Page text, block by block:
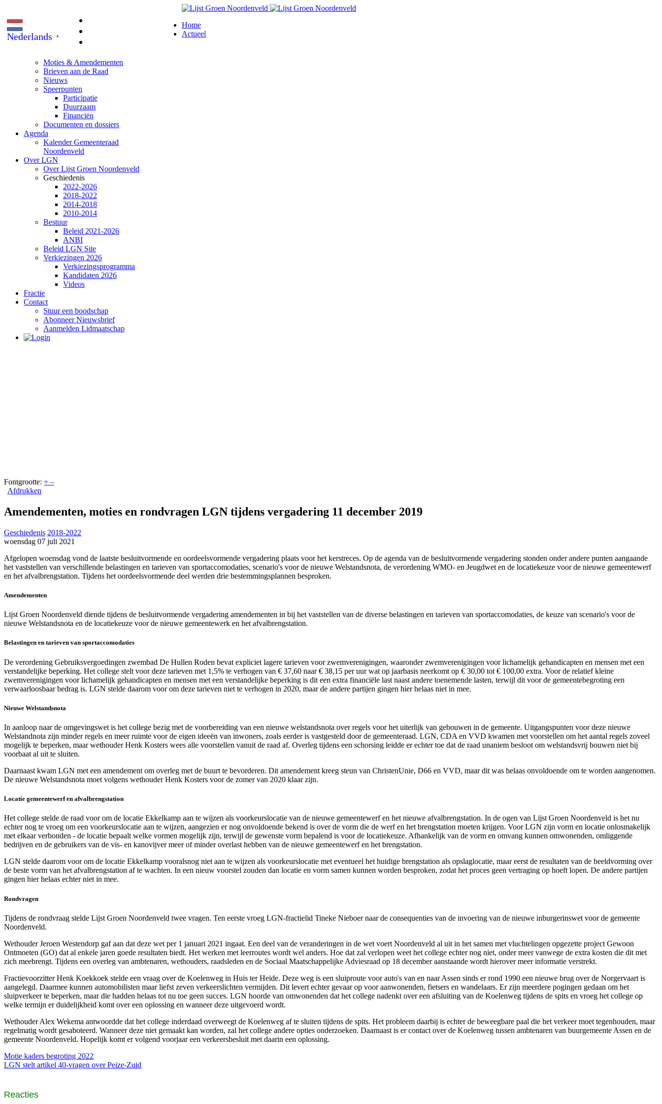
Nederlands ▼
Home
Actueel
Moties & Amendementen
Brieven aan de Raad
Nieuws
Speerpunten
Participatie
Duurzaam
Financiën
Documenten en dossiers
Agenda
Kalender Gemeenteraad
Noordenveld
Over LGN
Over Lijst Groen Noordenveld
Geschiedenis
2022-2026
2018-2022
2014-2018
2010-2014
Bestuur
Beleid 2021-2026
ANBI
Beleid LGN Site
Verkiezingen 2026
Verkiezingsprogramma
Kandidaten 2026
Videos
Fractie
Contact
Stuur een boodschap
Abonneer Nieuwsbrief
Aanmelden Lidmaatschap
Fontgrootte: + –
Afdrukken
Amendementen, moties en rondvragen LGN tijdens vergadering 11 december 2019
Geschiedenis 2018-2022
woensdag 07 juli 2021
Afgelopen woensdag vond de laatste besluitvormende en oordeelsvormende vergadering plaats voor het kerstreces. Op de agenda van de besluitvormende vergadering stonden onder andere punten aangaande
het vaststellen van verschillende belastingen en tarieven van sportaccomodaties, scenario's voor de nieuwe Welstandsnota, de verordening WMO- en Jeugdwet en de locatiekeuze voor de nieuwe gemeentewerf
en het afvalbrengstation. Tijdens het oordeelsvormende deel werden drie bestemmingsplannen besproken.
Amendementen
Lijst Groen Noordenveld diende tijdens de besluitvormende vergadering amendementen in bij het vaststellen van de diverse belastingen en tarieven van sportaccomodaties, de keuze van scenario's voor de
nieuwe Welstandsnota en de locatiekeuze voor de nieuwe gemeentewerk en het afvalbrengstation.
Belastingen en tarieven van sportaccomodaties
De verordening Gebruiksvergoedingen zwembad De Hullen Roden bevat expliciet lagere tarieven voor zwemverenigingen, waaronder zwemverenigingen voor lichamelijk gehandicapten en mensen met een
verstandelijke beperking. Het college stelt voor deze tarieven met 1,5% te verhogen van € 37,60 naar € 38,15 per uur wat op jaarbasis neerkomt op € 30,00 tot € 100,00 extra. Voor de relatief kleine
zwemverenigingen voor lichamelijk gehandicapten en mensen met een verstandelijke beperking is dit een extra financiële last naast andere toenemende lasten, terwijl dit voor de gemeentebegroting een
verwaarloosbaar bedrag is. LGN stelde daarom voor om deze tarieven niet te verhogen in 2020, maar de andere partijen gingen hier helaas niet in mee.
Nieuwe Welstandsnota
In aanloop naar de omgevingswet is het college bezig met de voorbereiding van een nieuwe welstandsnota over regels voor het uiterlijk van gebouwen in de gemeente. Uitgangspunten voor deze nieuwe
Welstandnota zijn minder regels en meer ruimte voor de eigen ideeën van inwoners, zoals eerder is vastgesteld door de gemeenteraad. LGN, CDA en VVD kwamen met voorstellen om het aantal regels zoveel
mogelijk te beperken, maar wethouder Henk Kosters wees alle voorstellen vanuit de raad af. Overleg tijdens een schorsing leidde er echter toe dat de raad unaniem besloot om welstandsvrij bouwen niet bij
voorbaat al uit te sluiten.
Daarnaast kwam LGN met een amendement om overleg met de buurt te bevorderen. Dit amendement kreeg steun van ChristenUnie, D66 en VVD, maar dit was helaas onvoldoende om te worden aangenomen.
De nieuwe Welstandsnota moet volgens wethouder Henk Kosters voor de zomer van 2020 klaar zijn.
Locatie gemeentewerf en afvalbrengstation
Het college stelde de raad voor om de locatie Ekkelkamp aan te wijzen als voorkeurslocatie van de nieuwe gemeentewerf en het nieuwe afvalbrengstation. In de ogen van Lijst Groen Noordenveld is het nu
echter nog te vroeg om een voorkeurslocatie aan te wijzen, aangezien er nog onvoldoende bekend is over de vorm die de werf en het brengstation moeten krijgen. Voor LGN zijn vorm en locatie onlosmakelijk
met elkaar verbonden - de locatie bepaalt welke vormen mogelijk zijn, terwijl de gewenste vorm bepalend is voor de locatiekeuze. Afhankelijk van de vorm en omvang kunnen omwonenden, omliggende
bedrijven en de gebruikers van de vis- en kanovijver meer of minder overlast hebben van de nieuwe gemeentewerf en het brengstation.
LGN stelde daarom voor om de locatie Ekkelkamp vooralsnog niet aan te wijzen als voorkeurslocatie met eventueel het huidige brengstation als opslaglocatie, maar eerst de resultaten van de beeldvorming over
de beste vorm van het afvalbrengstation af te wachten. In een nieuw voorstel zouden dan locatie en vorm samen kunnen worden besproken, zodat het proces geen vertraging op hoeft lopen. De andere partijen
gingen hier helaas echter niet in mee.
Rondvragen
Tijdens de rondvraag stelde Lijst Groen Noordenveld twee vragen. Ten eerste vroeg LGN-fractielid Tineke Nieboer naar de consequenties van de invoering van de nieuwe inburgerinswet voor de gemeente
Noordenveld.
Wethouder Jeroen Westendorp gaf aan dat deze wet per 1 januari 2021 ingaat. Een deel van de veranderingen in de wet voert Noordenveld al uit in het samen met vluchtelingen opgezette project Gewoon
Ontmoeten (GO) dat al enkele jaren goede resultaten biedt. Het werken met leerroutes wordt wel anders. Hoe dat zal verlopen weet het college echter nog niet, onder meer vanwege de extra kosten die dit met
zich meebrengt. Tijdens een overleg van ambtenaren, wethouders, raadsleden en de Sociaal Maatschappelijke Adviesraad op 18 december aanstaande wordt hierover meer informatie verstrekt.
Fractievoorzitter Henk Koekkoek stelde een vraag over de Koelenweg in Huis ter Heide. Deze weg is een sluiproute voor auto's van en naar Assen sinds er rond 1990 een nieuwe brug over de Norgervaart is
aangelegd. Daarmee kunnen automobilisten maar liefst zeven verkeerslichten vermijden. Dit levert echter gevaar op voor aanwonenden, fietsers en wandelaars. Er zijn meerdere pogingen gedaan om het
sluipverkeer te beperken, maar die hadden helaas tot nu toe geen succes. LGN hoorde van omwonenden dat het college nadenkt over een afsluiting van de Koelenweg tijdens de spits en vroeg het college op
welke termijn er duidelijkheid komt over een oplossing en wanneer deze uitgevoerd wordt.
Wethouder Alex Wekema antwoordde dat het college inderdaad overweegt de Koelenweg af te sluiten tijdens de spits. Het probleem daarbij is echter de beweegbare paal die het verkeer moet tegenhouden, maar
regelmatig wordt gesaboteerd. Wanneer deze niet gemaakt kan worden, zal het college andere opties onderzoeken. Daarnaast is er contact over de Koelenweg tussen ambtenaren van buurgemeente Assen en de
gemeente Noordenveld. Hopelijk komt er volgend voorjaar een verkeersbesluit met daarin een oplossing.
Motie kaders begroting 2022
LGN stelt artikel 40-vragen over Peize-Zuid
Reacties